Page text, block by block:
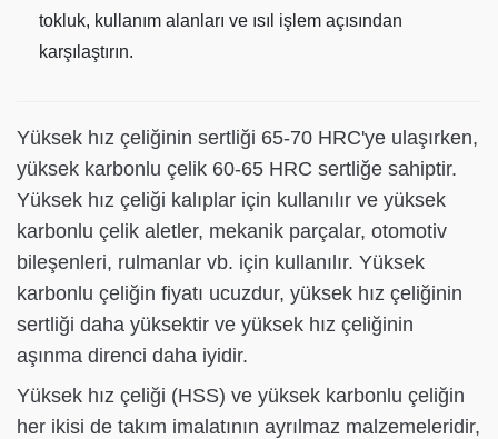
tokluk, kullanım alanları ve ısıl işlem açısından
karşılaştırın.
Yüksek hız çeliğinin sertliği 65-70 HRC'ye ulaşırken,
yüksek karbonlu çelik 60-65 HRC sertliğe sahiptir.
Yüksek hız çeliği kalıplar için kullanılır ve yüksek
karbonlu çelik aletler, mekanik parçalar, otomotiv
bileşenleri, rulmanlar vb. için kullanılır. Yüksek
karbonlu çeliğin fiyatı ucuzdur, yüksek hız çeliğinin
sertliği daha yüksektir ve yüksek hız çeliğinin
aşınma direnci daha iyidir.
Yüksek hız çeliği (HSS) ve yüksek karbonlu çeliğin
her ikisi de takım imalatının ayrılmaz malzemeleridir,